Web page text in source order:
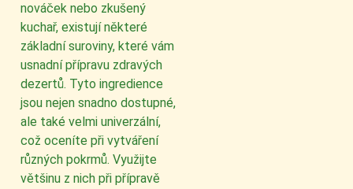
nováček nebo zkušený
kuchař, existují některé
základní suroviny, které vám
usnadní přípravu zdravých
dezertů. Tyto ingredience
jsou nejen snadno dostupné,
ale také velmi univerzální,
což oceníte při vytváření
různých pokrmů. Využijte
většinu z nich při přípravě